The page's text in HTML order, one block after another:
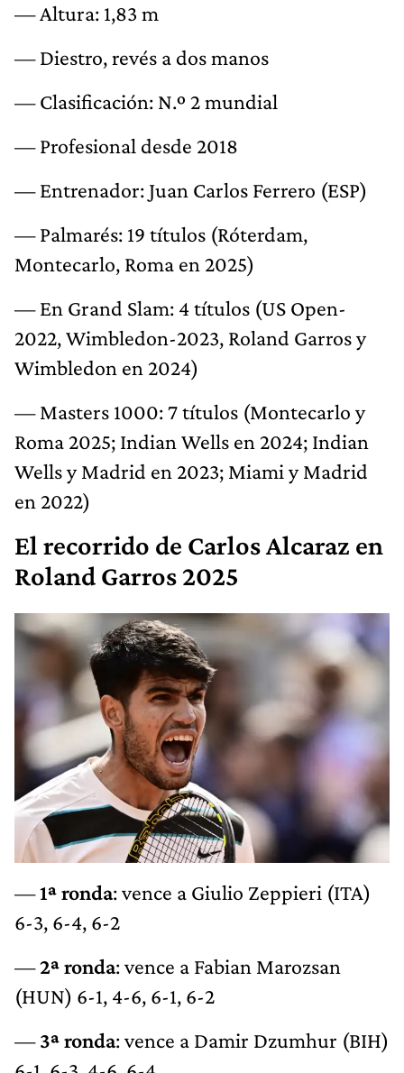
— Altura: 1,83 m
— Diestro, revés a dos manos
— Clasificación: N.º 2 mundial
— Profesional desde 2018
— Entrenador: Juan Carlos Ferrero (ESP)
— Palmarés: 19 títulos (Róterdam,
Montecarlo, Roma en 2025)
— En Grand Slam: 4 títulos (US Open-
2022, Wimbledon-2023, Roland Garros y
Wimbledon en 2024)
— Masters 1000: 7 títulos (Montecarlo y
Roma 2025; Indian Wells en 2024; Indian
Wells y Madrid en 2023; Miami y Madrid
en 2022)
El recorrido de Carlos Alcaraz en
Roland Garros 2025
—1ª ronda: vence a Giulio Zeppieri (ITA)
6-3, 6-4, 6-2
—2ª ronda: vence a Fabian Marozsan
(HUN) 6-1, 4-6, 6-1, 6-2
—3ª ronda: vence a Damir Dzumhur (BIH)